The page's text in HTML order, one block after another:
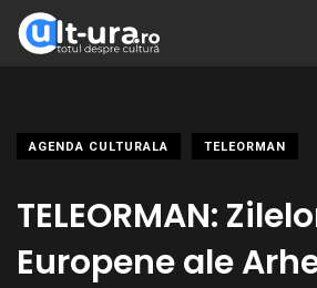
AGENDA CULTURALA TELEORMAN
TELEORMAN:
Europene ale